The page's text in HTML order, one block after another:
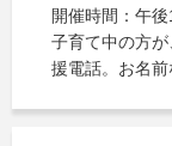
開催時間：午
子育て中の方
援電話。お名前